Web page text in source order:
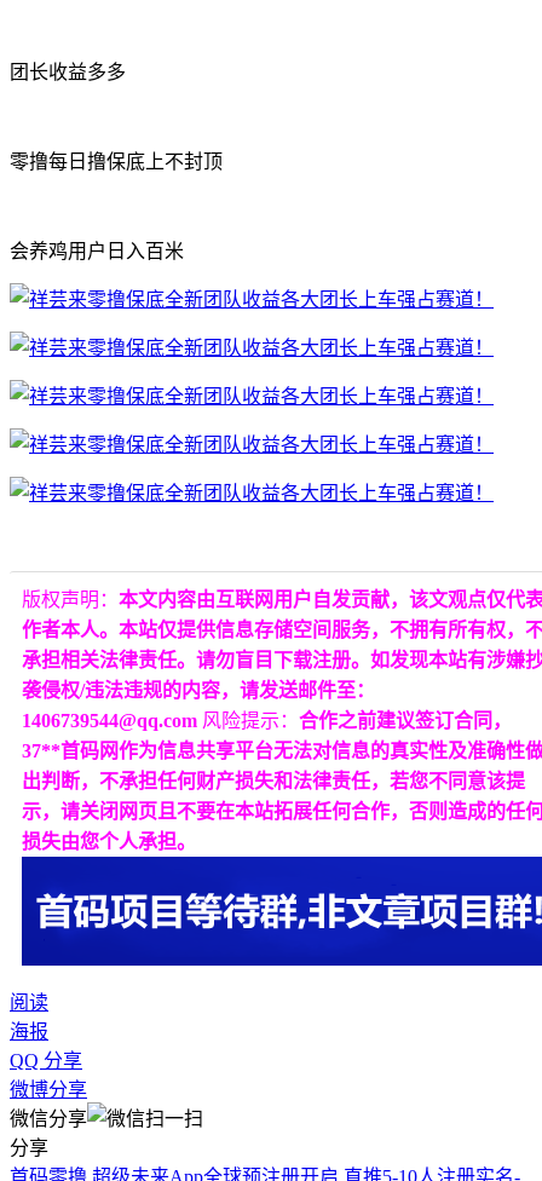
团长收益多多
零撸每日撸保底上不封顶
会养鸡用户日入百米
版权声明： 本文内容由互联网用户自发贡献，该文观点仅代
作者本人。本站仅提供信息存储空间服务，不拥有所有权，
承担相关法律责任。请勿盲目下载注册。如发现本站有涉嫌
袭侵权/违法违规的内容，请发送邮件至：
1406739544@qq.com 风险提示： 合作之前建议签订合同，
37**首码网作为信息共享平台无法对信息的真实性及准确性
出判断，不承担任何财产损失和法律责任，若您不同意该提
示，请关闭网页且不要在本站拓展任何合作，否则造成的任
损失由您个人承担。
阅读
海报
QQ 分享
微博分享
微信分享
分享
首码零撸 超级未来App全球预注册开启 直推5-10人注册实名-